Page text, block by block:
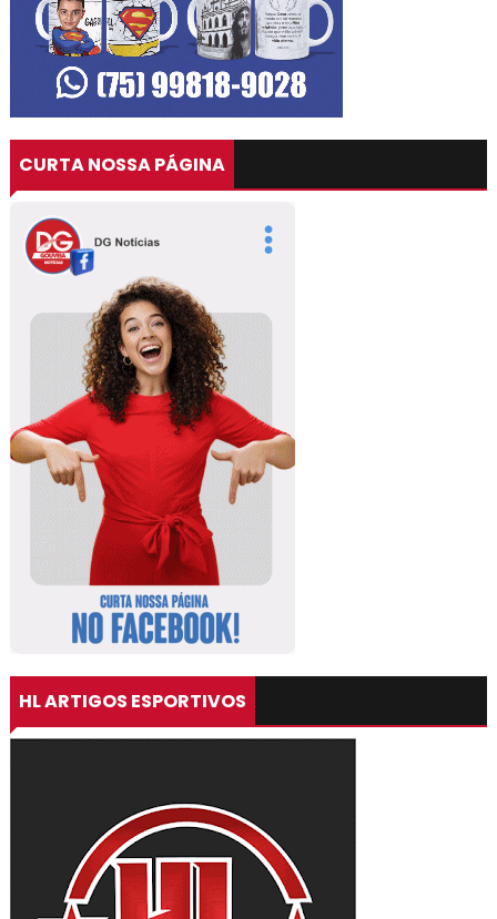
CURTA NOSSA PÁGINA
HL ARTIGOS ESPORTIVOS